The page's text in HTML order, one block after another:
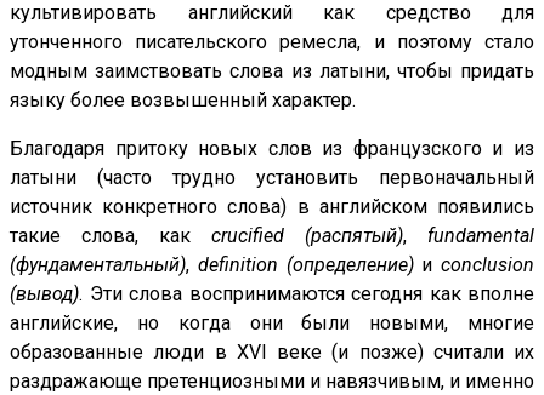
культивировать английский как средство для
утонченного писательского ремесла, и поэтому стало
модным заимствовать слова из латыни, чтобы придать
языку более возвышенный характер.
Благодаря притоку новых слов из французского и из
латыни (часто трудно установить первоначальный
источник конкретного слова) в английском появились
такие слова, как crucified (распятый), fundamental
(фундаментальный), definition (определение)и conclusion
(вывод). Эти слова воспринимаются сегодня как вполне
английские, но когда они были новыми, многие
образованные люди в XVI веке (и позже) считали их
раздражающе претенциозными и навязчивым, и именно